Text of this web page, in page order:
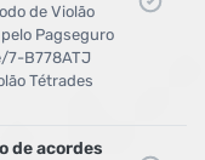
de Violão
Pagseguro
7-B778ATJ
Tétrades
de acordes